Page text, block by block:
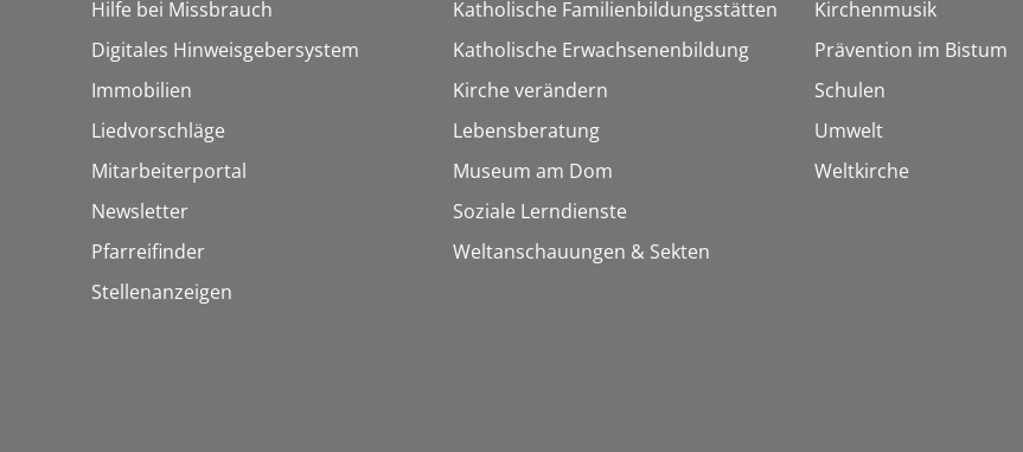
Hilfe bei Missbrauch
Digitales Hinweisgebersystem
Immobilien
Liedvorschläge
Mitarbeiterportal
Newsletter
Pfarreifinder
Stellenanzeigen
Katholische Familienbildungsstätten
Katholische Erwachsenenbildung
Kirche verändern
Lebensberatung
Museum am Dom
Soziale Lerndienste
Weltanschauungen & Sekten
Kirchenmusik
Prävention im Bistum
Schulen
Umwelt
Weltkirche